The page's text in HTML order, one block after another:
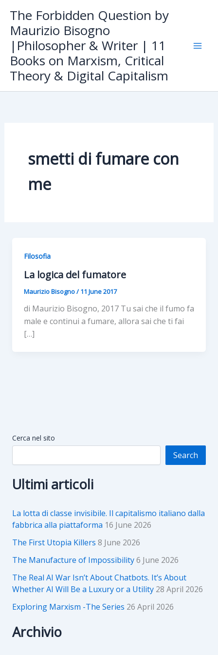
content
The Forbidden Question by
Maurizio Bisogno
|Philosopher & Writer | 11
Books on Marxism, Critical
Theory & Digital Capitalism
smetti di fumare con
me
Filosofia
La logica del fumatore
Maurizio Bisogno/11 June 2017
di Maurizio Bisogno, 2017 Tu sai che il fumo fa
male e continui a fumare, allora sai che ti fai
[…]
Cerca nel sito
Search
Ultimi articoli
La lotta di classe invisibile. Il capitalismo italiano dalla
fabbrica alla piattaforma 16 June 2026
The First Utopia Killers 8 June 2026
The Manufacture of Impossibility6 June 2026
The Real AI War Isn’t About Chatbots. It’s About
Whether AI Will Be a Luxury or a Utility 28 April 2026
Exploring Marxism -The Series 26 April 2026
Archivio